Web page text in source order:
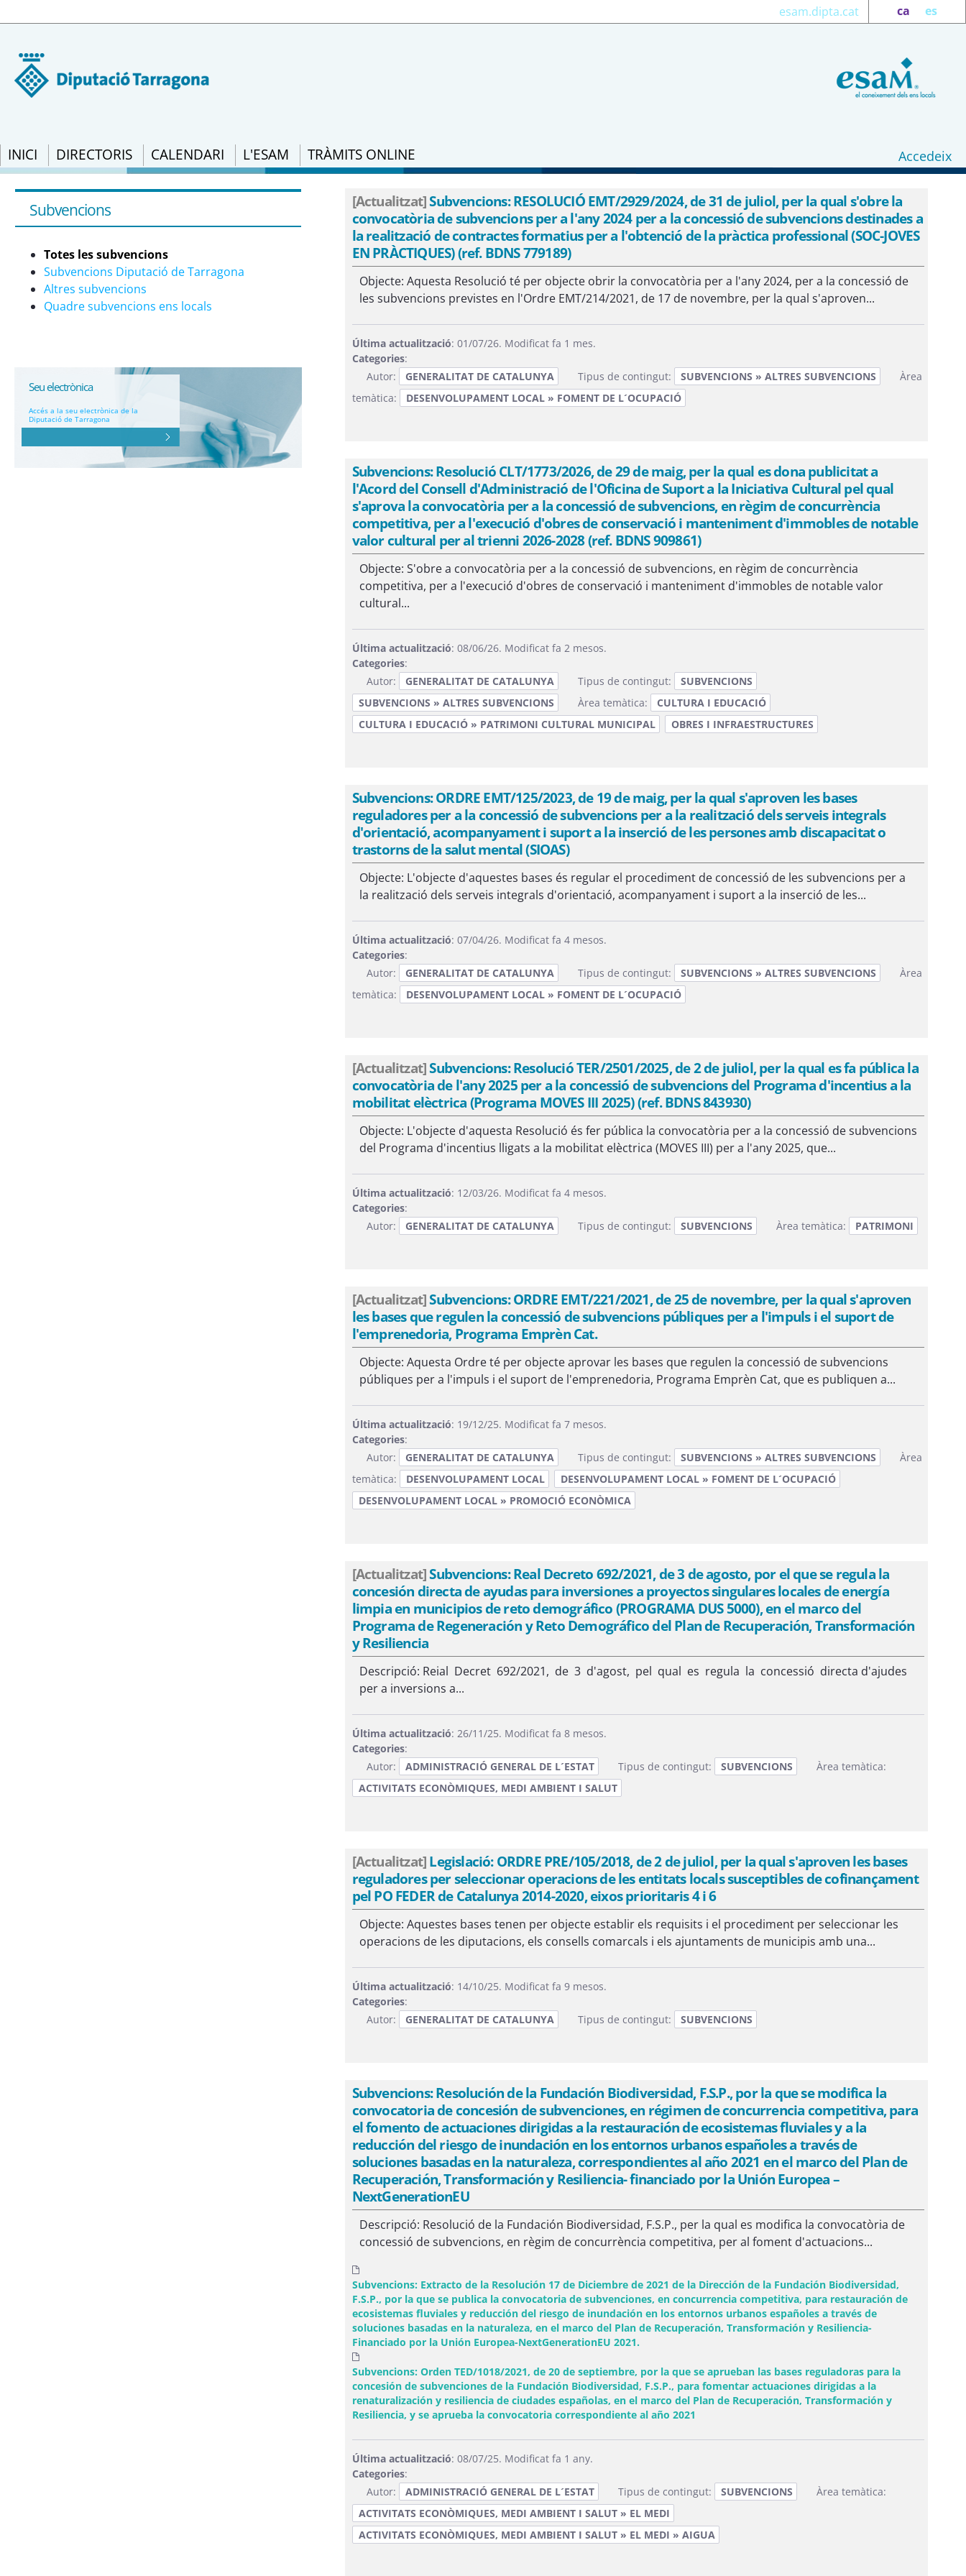
ca es
esam.dipta.cat
INICI DIRECTORIS CALENDARI L'ESAM TRÀMITS ONLINE Accedeix
Totes les subvencions - eSAM
Subvencions
Totes les subvencions
Subvencions Diputació de Tarragona
Altres subvencions
Quadre subvencions ens locals
Seu electrònica
Accés a la seu electrònica de la
Diputació de Tarragona
[Actualitzat]Subvencions: RESOLUCIÓ EMT/2929/2024, de 31 de juliol, per la qual s'obre la
convocatòria de subvencions per a l'any 2024 per a la concessió de subvencions destinades a
la realització de contractes formatius per a l'obtenció de la pràctica professional (SOC-JOVES
EN PRÀCTIQUES) (ref. BDNS 779189)
Objecte: Aquesta Resolució té per objecte obrir la convocatòria per a l'any 2024, per a la concessió de
les subvencions previstes en l'Ordre EMT/214/2021, de 17 de novembre, per la qual s'aproven...
Última actualització: 01/07/26. Modificat fa 1 mes.
Categories:
Autor:
GENERALITAT DE CATALUNYA Tipus de contingut: SUBVENCIONS » ALTRES SUBVENCIONS
Àrea
temàtica:
DESENVOLUPAMENT LOCAL » FOMENT DE L´OCUPACIÓ
Subvencions: Resolució CLT/1773/2026, de 29 de maig, per la qual es dona publicitat a
l'Acord del Consell d'Administració de l'Oficina de Suport a la Iniciativa Cultural pel qual
s'aprova la convocatòria per a la concessió de subvencions, en règim de concurrència
competitiva, per a l'execució d'obres de conservació i manteniment d'immobles de notable
valor cultural per al trienni 2026-2028 (ref. BDNS 909861)
Objecte: S'obre a convocatòria per a la concessió de subvencions, en règim de concurrència
competitiva, per a l'execució d'obres de conservació i manteniment d'immobles de notable valor
cultural...
Última actualització: 08/06/26. Modificat fa 2 mesos.
Categories:
Autor:
GENERALITAT DE CATALUNYA Tipus de contingut:
SUBVENCIONS
SUBVENCIONS » ALTRES SUBVENCIONS
Àrea temàtica:
CULTURA I EDUCACIÓ
CULTURA I EDUCACIÓ » PATRIMONI CULTURAL MUNICIPAL
OBRES I INFRAESTRUCTURES
Subvencions: ORDRE EMT/125/2023, de 19 de maig, per la qual s'aproven les bases
reguladores per a la concessió de subvencions per a la realització dels serveis integrals
d'orientació, acompanyament i suport a la inserció de les persones amb discapacitat o
trastorns de la salut mental (SIOAS)
Objecte: L'objecte d'aquestes bases és regular el procediment de concessió de les subvencions per a
la realització dels serveis integrals d'orientació, acompanyament i suport a la inserció de les...
Última actualització: 07/04/26. Modificat fa 4 mesos.
Categories:
Autor:
GENERALITAT DE CATALUNYA Tipus de contingut: SUBVENCIONS » ALTRES SUBVENCIONS
Àrea
temàtica:
DESENVOLUPAMENT LOCAL » FOMENT DE L´OCUPACIÓ
[Actualitzat]Subvencions: Resolució TER/2501/2025, de 2 de juliol, per la qual es fa pública la
convocatòria de l'any 2025 per a la concessió de subvencions del Programa d'incentius a la
mobilitat elèctrica (Programa MOVES III 2025) (ref. BDNS 843930)
Objecte: L'objecte d'aquesta Resolució és fer pública la convocatòria per a la concessió de subvencions
del Programa d'incentius lligats a la mobilitat elèctrica (MOVES III) per a l'any 2025, que...
Última actualització: 12/03/26. Modificat fa 4 mesos.
Categories:
Autor:
GENERALITAT DE CATALUNYA Tipus de contingut: SUBVENCIONS Àrea temàtica: PATRIMONI
[Actualitzat]Subvencions: ORDRE EMT/221/2021, de 25 de novembre, per la qual s'aproven
les bases que regulen la concessió de subvencions públiques per a l'impuls i el suport de
l'emprenedoria, Programa Emprèn Cat.
Objecte: Aquesta Ordre té per objecte aprovar les bases que regulen la concessió de subvencions
públiques per a l'impuls i el suport de l'emprenedoria, Programa Emprèn Cat, que es publiquen a...
Última actualització: 19/12/25. Modificat fa 7 mesos.
Categories:
Autor:
GENERALITAT DE CATALUNYA Tipus de contingut: SUBVENCIONS » ALTRES SUBVENCIONS
Àrea
temàtica:
DESENVOLUPAMENT LOCAL
DESENVOLUPAMENT LOCAL » FOMENT DE L´OCUPACIÓ
DESENVOLUPAMENT LOCAL » PROMOCIÓ ECONÒMICA
[Actualitzat]Subvencions: Real Decreto 692/2021, de 3 de agosto, por el que se regula la
concesión directa de ayudas para inversiones a proyectos singulares locales de energía
limpia en municipios de reto demográfico (PROGRAMA DUS 5000), en el marco del
Programa de Regeneración y Reto Demográfico del Plan de Recuperación, Transformación
y Resiliencia
Descripció: Reial Decret 692/2021, de 3 d'agost, pel qual es regula la concessió directa d'ajudes
per a inversions a...
Última actualització: 26/11/25. Modificat fa 8 mesos.
Categories:
Autor:
ADMINISTRACIÓ GENERAL DE L´ESTAT Tipus de contingut: SUBVENCIONS
Àrea temàtica:
ACTIVITATS ECONÒMIQUES, MEDI AMBIENT I SALUT
[Actualitzat]Legislació: ORDRE PRE/105/2018, de 2 de juliol, per la qual s'aproven les bases
reguladores per seleccionar operacions de les entitats locals susceptibles de cofinançament
pel PO FEDER de Catalunya 2014-2020, eixos prioritaris 4 i 6
Objecte: Aquestes bases tenen per objecte establir els requisits i el procediment per seleccionar les
operacions de les diputacions, els consells comarcals i els ajuntaments de municipis amb una...
Última actualització: 14/10/25. Modificat fa 9 mesos.
Categories:
Autor:
GENERALITAT DE CATALUNYA Tipus de contingut: SUBVENCIONS
Subvencions: Resolución de la Fundación Biodiversidad, F.S.P., por la que se modifica la
convocatoria de concesión de subvenciones, en régimen de concurrencia competitiva, para
el fomento de actuaciones dirigidas a la restauración de ecosistemas fluviales y a la
reducción del riesgo de inundación en los entornos urbanos españoles a través de
soluciones basadas en la naturaleza, correspondientes al año 2021 en el marco del Plan de
Recuperación, Transformación y Resiliencia- financiado por la Unión Europea –
NextGenerationEU
Descripció: Resolució de la Fundación Biodiversidad, F.S.P., per la qual es modifica la convocatòria de
concessió de subvencions, en règim de concurrència competitiva, per al foment d'actuacions...
Subvencions: Extracto de la Resolución 17 de Diciembre de 2021 de la Dirección de la Fundación Biodiversidad,
F.S.P., por la que se publica la convocatoria de subvenciones, en concurrencia competitiva, para restauración de
ecosistemas fluviales y reducción del riesgo de inundación en los entornos urbanos españoles a través de
soluciones basadas en la naturaleza, en el marco del Plan de Recuperación, Transformación y Resiliencia-
Financiado por la Unión Europea-NextGenerationEU 2021.
Subvencions: Orden TED/1018/2021, de 20 de septiembre, por la que se aprueban las bases reguladoras para la
concesión de subvenciones de la Fundación Biodiversidad, F.S.P., para fomentar actuaciones dirigidas a la
renaturalización y resiliencia de ciudades españolas, en el marco del Plan de Recuperación, Transformación y
Resiliencia, y se aprueba la convocatoria correspondiente al año 2021
Última actualització: 08/07/25. Modificat fa 1 any.
Categories:
Autor:
ADMINISTRACIÓ GENERAL DE L´ESTAT Tipus de contingut: SUBVENCIONS
Àrea temàtica:
ACTIVITATS ECONÒMIQUES, MEDI AMBIENT I SALUT » EL MEDI
ACTIVITATS ECONÒMIQUES, MEDI AMBIENT I SALUT » EL MEDI » AIGUA